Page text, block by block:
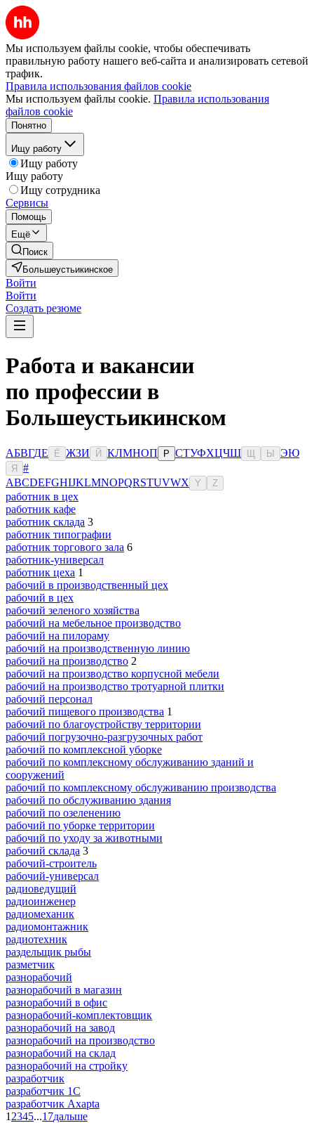
Мы используем файлы cookie, чтобы обеспечивать
правильную работу нашего веб-сайта и анализировать сетевой
трафик.
Правила использования файлов cookie
Мы используем файлы cookie. Правила использования
файлов cookie
Понятно
Ищу работу
Ищу работу
Ищу работу
Ищу сотрудника
Сервисы
Помощь
Ещё
Поиск
Большеустьикинское
Войти
Войти
Создать резюме
Работа и вакансии
по профессии в
Большеустьикинском
АБВГДЕ Ё ЖЗИ Й КЛМНОП Р СТУФХЦЧШ Ы ЭЮ
Я
#
ABCDEFGHIJKLMNOPQRSTUVWX Y Z
работник в цех
работник кафе
работник склада 3
работник типографии
работник торгового зала 6
работник-универсал
работник цеха 1
рабочий в производственный цех
рабочий в цех
рабочий зеленого хозяйства
рабочий на мебельное производство
рабочий на пилораму
рабочий на производственную линию
рабочий на производство 2
рабочий на производство корпусной мебели
рабочий на производство тротуарной плитки
рабочий персонал
рабочий пищевого производства 1
рабочий по благоустройству территории
рабочий погрузочно-разгрузочных работ
рабочий по комплексной уборке
рабочий по комплексному обслуживанию зданий и
сооружений
рабочий по комплексному обслуживанию производства
рабочий по обслуживанию здания
рабочий по озеленению
рабочий по уборке территории
рабочий по уходу за животными
рабочий склада 3
рабочий-строитель
рабочий-универсал
радиоведущий
радиоинженер
радиомеханик
радиомонтажник
радиотехник
раздельщик рыбы
разметчик
разнорабочий
разнорабочий в магазин
разнорабочий в офис
разнорабочий-комплектовщик
разнорабочий на завод
разнорабочий на производство
разнорабочий на склад
разнорабочий на стройку
разработчик
разработчик 1C
разработчик Axapta
1 2345...17дальше